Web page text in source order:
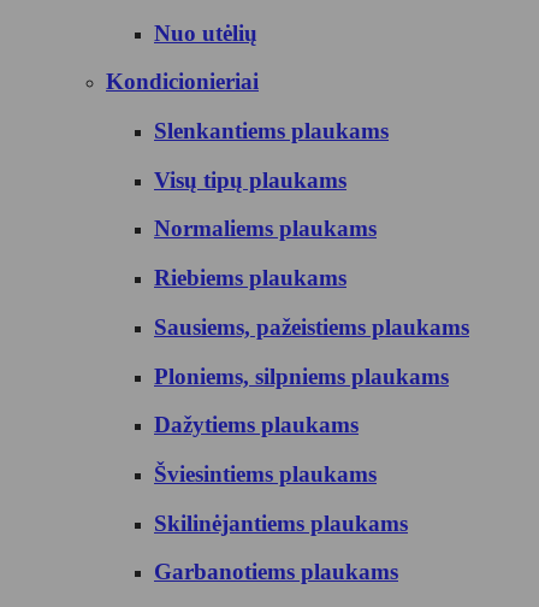
Nuo utėlių
Kondicionieriai
Slenkantiems plaukams
Visų tipų plaukams
Normaliems plaukams
Riebiems plaukams
Sausiems, pažeistiems plaukams
Ploniems, silpniems plaukams
Dažytiems plaukams
Šviesintiems plaukams
Skilinėjantiems plaukams
Garbanotiems plaukams